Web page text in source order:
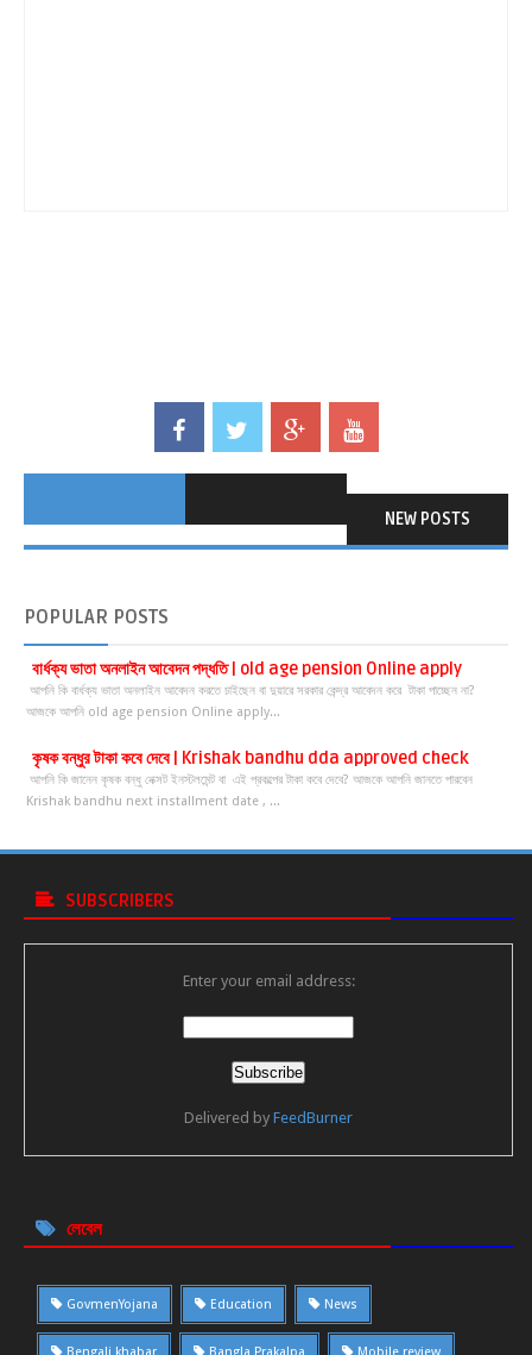
NEW POSTS
POPULAR POSTS
বার্ধক্য ভাতা অনলাইন আবেদন পদ্ধতি | old age pension Online apply
আপনি কি বার্ধক্য ভাতা অনলাইন আবেদন করতে চাইছেন বা দুয়ারে সরকার কেন্দ্র আবেদন করে টাকা পাচ্ছেন না?
আজকে আপনি old age pension Online apply...
কৃষক বন্ধুর টাকা কবে দেবে | Krishak bandhu dda approved check
আপনি কি জানেন কৃষক বন্ধু নেক্সট ইনস্টলমেন্ট বা এই প্রকল্পের টাকা কবে দেবে? আজকে আপনি জানতে পারবেন
Krishak bandhu next installment date , ...
SUBSCRIBERS
Enter your email address:
Delivered byFeedBurner
লেবেল
GovmenYojana Education News